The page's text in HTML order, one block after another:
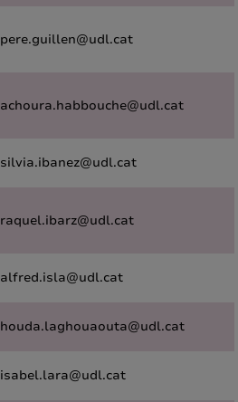
pere.guillen@udl.cat
achoura.habbouche@udl.cat
silvia.ibanez@udl.cat
raquel.ibarz@udl.cat
alfred.isla@udl.cat
houda.laghouaouta@udl.cat
isabel.lara@udl.cat